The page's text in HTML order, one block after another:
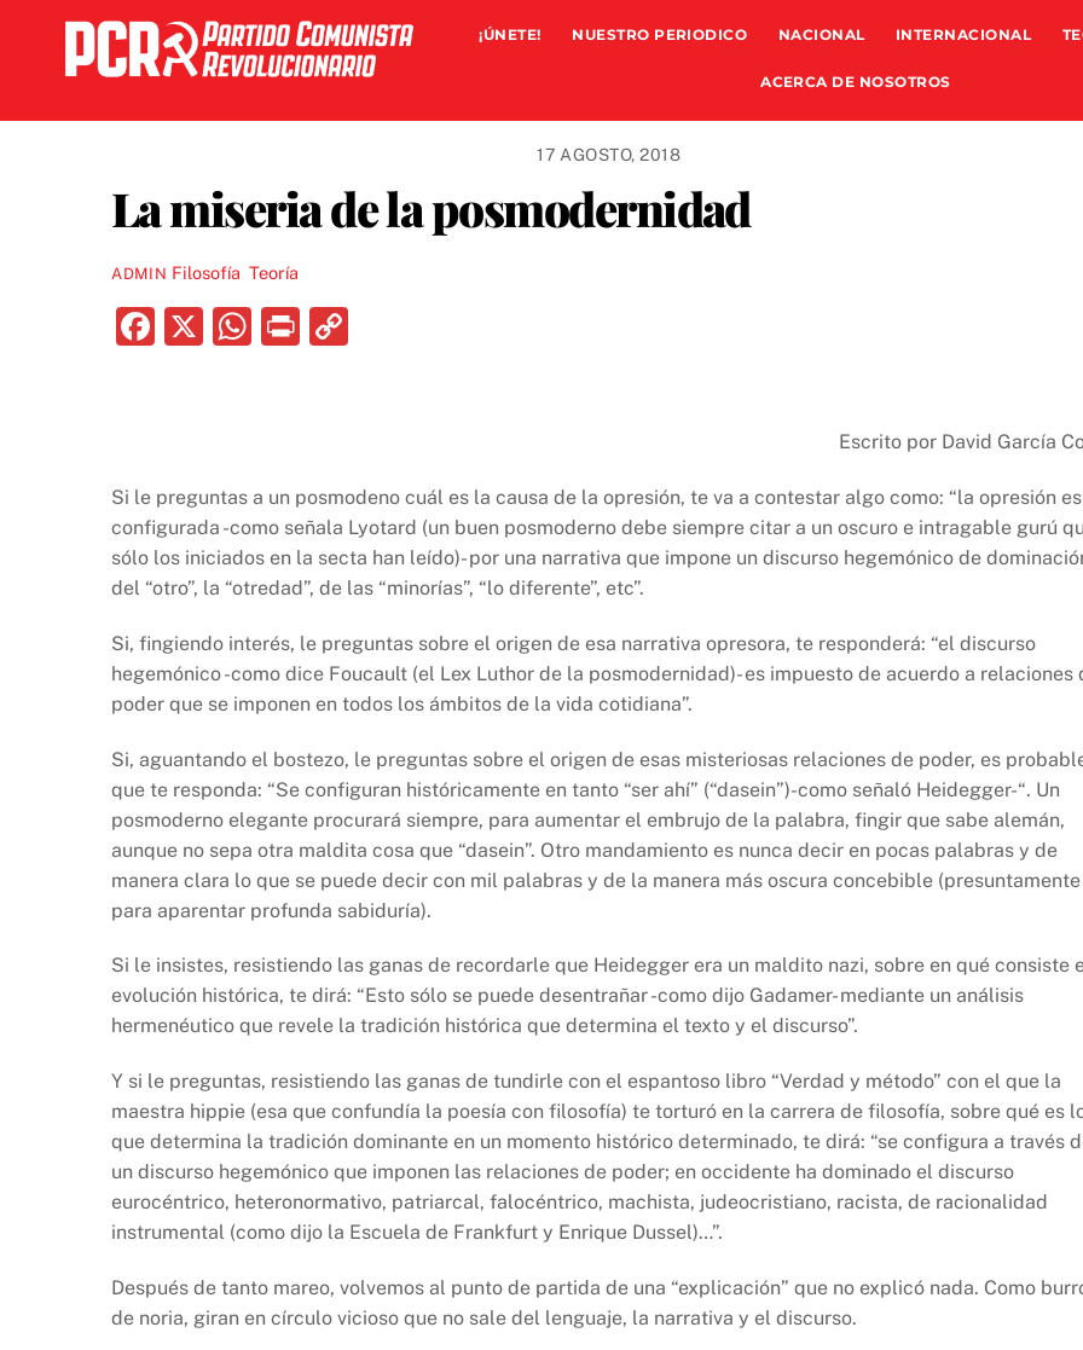
content
¡ÚNETE! NUESTRO PERIODICO NACIONAL INTERNACIONAL
ACERCA DE NOSOTROS
17 AGOSTO, 2018
La miseria de la posmodernidad
ADMIN Filosofía ,Teoría
F
b
o
o
k
X
W
A
p
p
P
Li
n
k
Escrito por David García
Si le preguntas a un posmodeno cuál es la causa de la opresión, te va a contestar algo como: “la opresión es
configurada -como señala Lyotard (un buen posmoderno debe siempre citar a un oscuro e intragable gurú
sólo los iniciados en la secta han leído)- por una narrativa que impone un discurso hegemónico de
del “otro”, la “otredad”, de las “minorías”, “lo diferente”, etc”.
Si, fingiendo interés, le preguntas sobre el origen de esa narrativa opresora, te responderá: “el discurso
hegemónico -como dice Foucault (el Lex Luthor de la posmodernidad)- es impuesto de acuerdo a relaciones
poder que se imponen en todos los ámbitos de la vida cotidiana”.
Si, aguantando el bostezo, le preguntas sobre el origen de esas misteriosas relaciones de poder, es
que te responda: “Se configuran históricamente en tanto “ser ahí” (“dasein”)-como señaló Heidegger-“. Un
posmoderno elegante procurará siempre, para aumentar el embrujo de la palabra, fingir que sabe alemán,
aunque no sepa otra maldita cosa que “dasein”. Otro mandamiento es nunca decir en pocas palabras y de
manera clara lo que se puede decir con mil palabras y de la manera más oscura concebible (presuntamente
para aparentar profunda sabiduría).
Si le insistes, resistiendo las ganas de recordarle que Heidegger era un maldito nazi, sobre en qué consiste
evolución histórica, te dirá: “Esto sólo se puede desentrañar -como dijo Gadamer- mediante un análisis
hermenéutico que revele la tradición histórica que determina el texto y el discurso”.
Y si le preguntas, resistiendo las ganas de tundirle con el espantoso libro “Verdad y método” con el que la
maestra hippie (esa que confundía la poesía con filosofía) te torturó en la carrera de filosofía, sobre qué es
que determina la tradición dominante en un momento histórico determinado, te dirá: “se configura a través
un discurso hegemónico que imponen las relaciones de poder; en occidente ha dominado el discurso
eurocéntrico, heteronormativo, patriarcal, falocéntrico, machista, judeocristiano, racista, de racionalidad
instrumental (como dijo la Escuela de Frankfurt y Enrique Dussel)…”.
Después de tanto mareo, volvemos al punto de partida de una “explicación” que no explicó nada. Como
de noria, giran en círculo vicioso que no sale del lenguaje, la narrativa y el discurso.